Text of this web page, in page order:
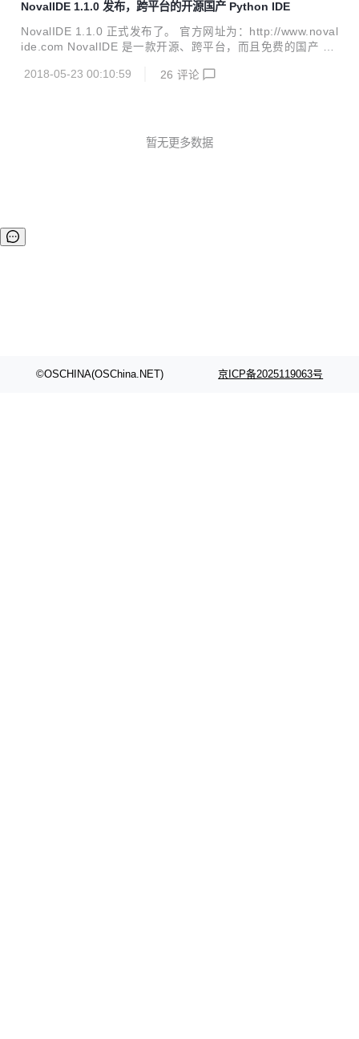
明方式的不同 支持在主菜单中添加一些常用扩展工具的快捷键
和菜单 添加了Web浏览器功能 支持用户在工程中添加新建文
件模板，文件种类有Python,JavaScript,CSS,HTML,XML
一些性能并...
NovalIDE 1.1.0 发布，跨平台的开源国产 Python IDE
NovalIDE 1.1.0 正式发布了。 官方网址为：http://www.noval
ide.com NovalIDE 是一款开源、跨平台，而且免费的国产 Py
C/C++, HTML, JavaScript, XML, CSS 等，能够自动检测，
程类型将包括应用程序，Django,Flask,wxPython,Py2exe,Wi
2018-05-23 00:10:59 26 评论
暂无更多数据
©OSCHINA(OSChina.NET) 京ICP备2025119063号